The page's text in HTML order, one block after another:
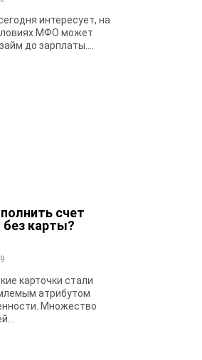
интересует, на
МФО может
до зарплаты....
счет
карты?
карточки стали
атрибутом
Множество